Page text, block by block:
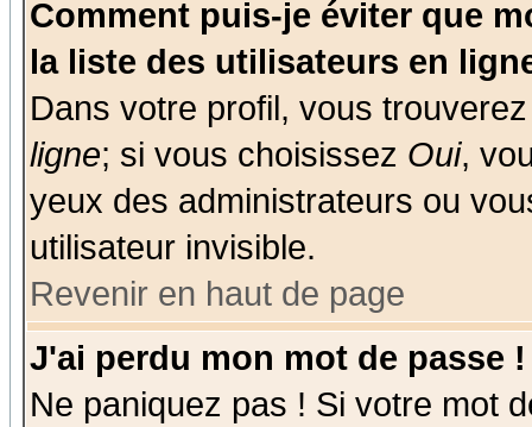
Comment puis-je éviter que
la liste des utilisateurs en
Dans votre profil, vous
ligne; si vous choisissez Oui,
yeux des administrateurs ou
utilisateur invisible.
Revenir en haut de page
J'ai perdu mon mot de passe !
Ne paniquez pas ! Si votre mot